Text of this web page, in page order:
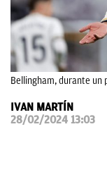
Bellingham, durante un
IVAN MARTÍN
28/02/2024 13:03